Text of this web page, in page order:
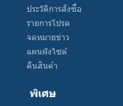
ประวัติการสั่งซื้อ
รายการโปรด
จดหมายข่าว
แผนผังไซต์
คืนสินค้า
พิเศษ